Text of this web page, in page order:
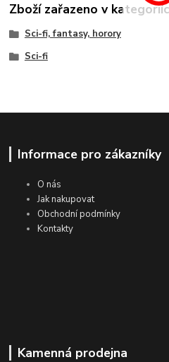
Zboží zařazeno v
Sci-fi, fantasy, horory
Sci-fi
Informace pro zákazníky
O nás
Jak nakupovat
Obchodní podmínky
Kontakty
Kamenná prodejna